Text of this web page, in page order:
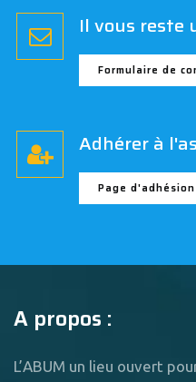
Il vous reste
Formulaire de
Adhérer à
Page d'adhésion
A propos :
L’ABUM un lieu ouvert